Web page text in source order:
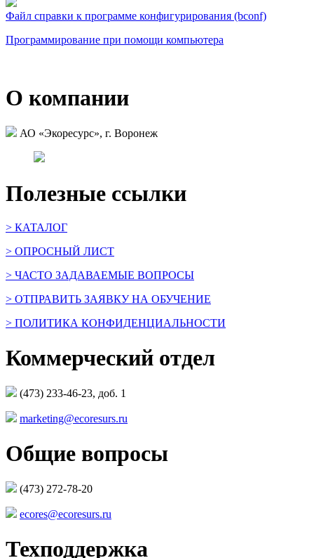
Файл справки к программе конфигурирования (bconf)
Программирование при помощи компьютера
О компании
АО «Экоресурс», г. Воронеж
Полезные ссылки
> КАТАЛОГ
> ОПРОСНЫЙ ЛИСТ
> ЧАСТО ЗАДАВАЕМЫЕ ВОПРОСЫ
> ОТПРАВИТЬ ЗАЯВКУ НА ОБУЧЕНИЕ
> ПОЛИТИКА КОНФИДЕНЦИАЛЬНОСТИ
Коммерческий отдел
(473) 233-46-23, доб. 1
marketing@ecoresurs.ru
Общие вопросы
(473) 272-78-20
ecores@ecoresurs.ru
Техподдержка